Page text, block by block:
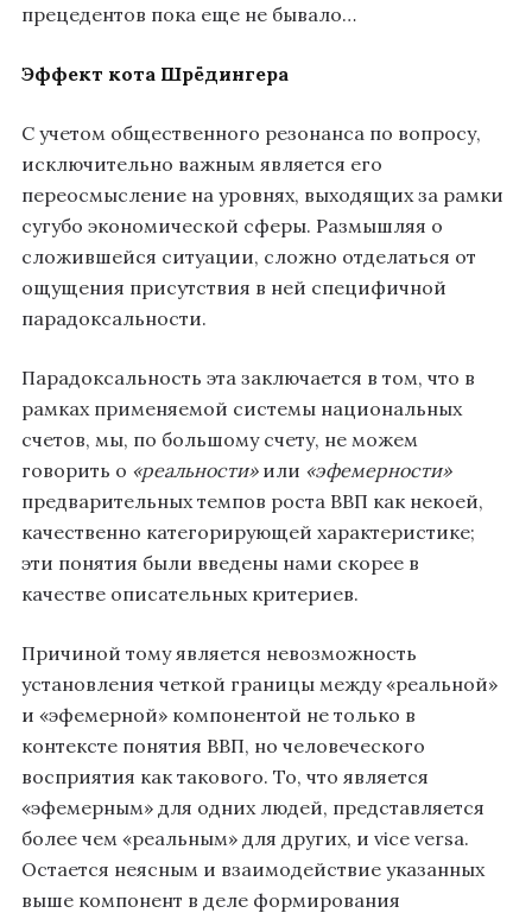
прецедентов пока еще не бывало…
Эффект кота Шрёдингера
С учетом общественного резонанса по вопросу,
исключительно важным является его
переосмысление на уровнях, выходящих за рамки
сугубо экономической сферы. Размышляя о
сложившейся ситуации, сложно отделаться от
ощущения присутствия в ней специфичной
парадоксальности.
Парадоксальность эта заключается в том, что в
рамках применяемой системы национальных
счетов, мы, по большому счету, не можем
говорить о «реальности»или «эфемерности»
предварительных темпов роста ВВП как некоей,
качественно категорирующей характеристике;
эти понятия были введены нами скорее в
качестве описательных критериев.
Причиной тому является невозможность
установления четкой границы между «реальной»
и «эфемерной» компонентой не только в
контексте понятия ВВП, но человеческого
восприятия как такового. То, что является
«эфемерным» для одних людей, представляется
более чем «реальным» для других, и vice versa.
Остается неясным и взаимодействие указанных
выше компонент в деле формирования